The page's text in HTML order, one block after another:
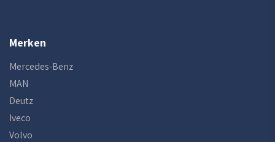
Merken
Mercedes-Benz
MAN
Deutz
Iveco
Volvo